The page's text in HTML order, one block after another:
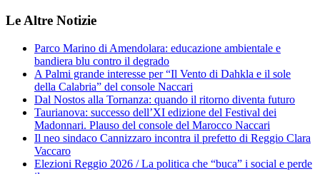
Le Altre Notizie
Parco Marino di Amendolara: educazione ambientale e
bandiera blu contro il degrado
A Palmi grande interesse per “Il Vento di Dahkla e il sole
della Calabria” del console Naccari
Dal Nostos alla Tornanza: quando il ritorno diventa futuro
Taurianova: successo dell’XI edizione del Festival dei
Madonnari. Plauso del console del Marocco Naccari
Il neo sindaco Cannizzaro incontra il prefetto di Reggio Clara
Vaccaro
Elezioni Reggio 2026 / La politica che “buca” i social e perde